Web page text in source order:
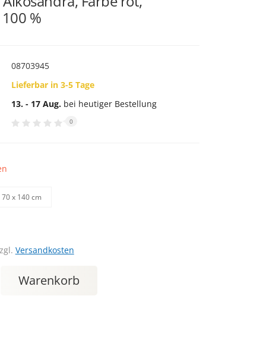
%
08703945
Lieferbar in 3-5 Tage
13. - 17 Aug. bei heutiger Bestellung
0
70 х 140 cm
Versandkosten
Warenkorb